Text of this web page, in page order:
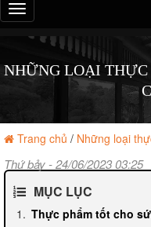
Đây
là
menu
NHỮNG LOẠI THỰC
Trang chủ / Những loại
Thứ bảy - 24/06/2023 03:25
MỤC LỤC
Thực phẩm tốt cho